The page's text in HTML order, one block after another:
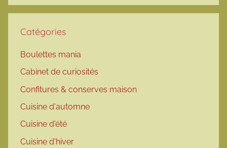
Catégories
Boulettes mania
Cabinet de curiosités
Confitures & conserves maison
Cuisine d'automne
Cuisine d'été
Cuisine d'hiver